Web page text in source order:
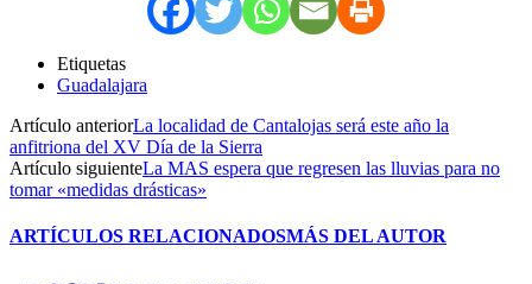
Etiquetas
Guadalajara
Artículo anteriorLa localidad de Cantalojas será este año la
anfitriona del XV Día de la Sierra
Artículo siguienteLa MAS espera que regresen las lluvias para no
tomar «medidas drásticas»
ARTÍCULOS RELACIONADOSMÁS DEL AUTOR